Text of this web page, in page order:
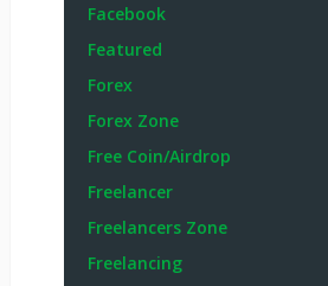
Facebook
Featured
Forex
Forex Zone
Free Coin/Airdrop
Freelancer
Freelancers Zone
Freelancing